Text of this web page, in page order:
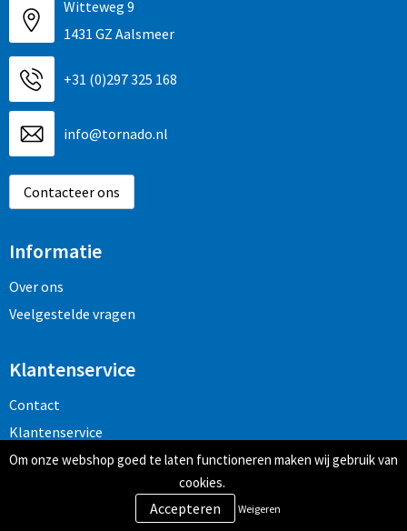
Witteweg 9
1431 GZ Aalsmeer
+31 (0)297 325 168
info@tornado.nl
Contacteer ons
Informatie
Over ons
Veelgestelde vragen
Klantenservice
Contact
Klantenservice
Algemene voorwaarden
Om onze webshop goed te laten functioneren maken wij gebruik van
cookies.
Weigeren